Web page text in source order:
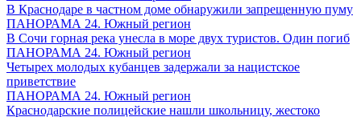
В Краснодаре в частном доме обнаружили запрещенную пуму
ПАНОРАМА 24. Южный регион
В Сочи горная река унесла в море двух туристов. Один погиб
ПАНОРАМА 24. Южный регион
Четырех молодых кубанцев задержали за нацистское
приветствие
ПАНОРАМА 24. Южный регион
Краснодарские полицейские нашли школьницу, жестоко